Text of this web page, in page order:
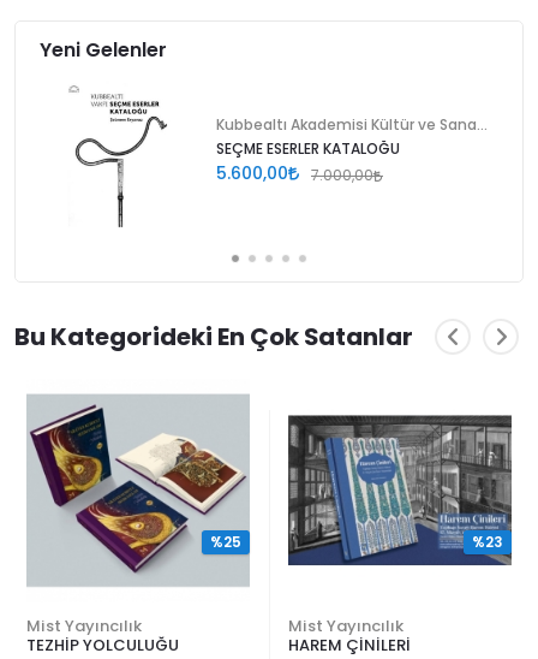
Yeni Gelenler
SEÇME ESERLER KATALOĞU
5.600,00 7.000,00
Bu Kategorideki En Çok Satanlar
Mist Yayıncılık
TEZHİP YOLCULUĞU
%25
Mist Yayıncılık
HAREM ÇİNİLERİ
%23